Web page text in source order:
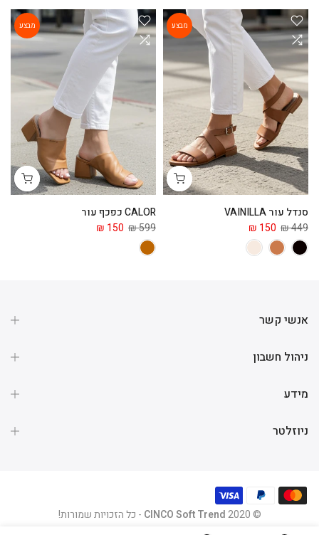
מבצע
סנדל עור VAINILLA
449 ₪
150 ₪
מבצע
CALOR כפכף עור
599 ₪
150 ₪
אנשי קשר
ניהול חשבון
מידע
ניוזלטר
© 2020
CINCO Soft Trend - כל הזכויות שמורות!